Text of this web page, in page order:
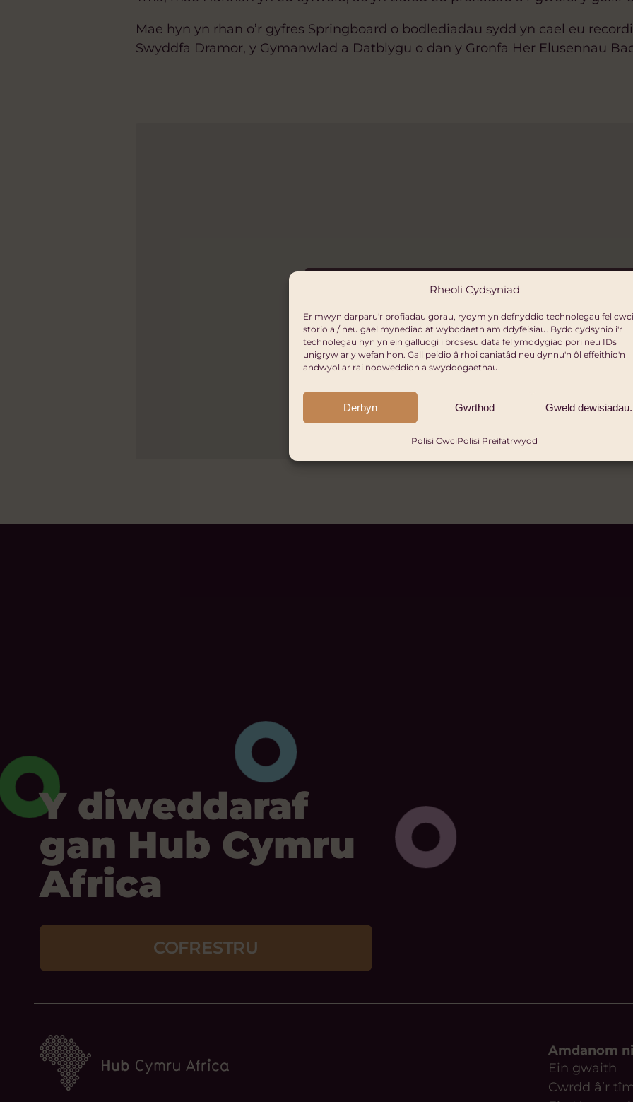
Rheoli Cydsyniad
Er mwyn darparu'r profiadau gorau, rydym yn defnyddio technolegau fel
storio a / neu gael mynediad at wybodaeth am ddyfeisiau. Bydd cydsynio i'r
technolegau hyn yn ein galluogi i brosesu data fel ymddygiad pori neu IDs
unigryw ar y wefan hon. Gall peidio â rhoi caniatâd neu dynnu'n ôl effeithio'n
andwyol ar rai nodweddion a swyddogaethau.
Derbyn Gwrthod Gweld dewisiadau.
Polisi CwciPolisi Preifatrwydd
Mae hyn yn rhan o’r gyfres Springboard o bodlediadau sydd yn cael eu
Swyddfa Dramor, y Gymanwlad a Datblygu o dan y Gronfa Her Elusennau
Click to accept marketing cookies and enable
this content
Y diweddaraf
gan Hub Cymru
Africa
COFRESTRU
Amdanom
Ein gwaith
Cwrdd â’r